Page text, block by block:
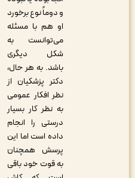
و دوماً نوع برخورد
او هم با مسئله
می‌توانست به
شکل دیگری
باشد. به هر حال،
دکتر پزشکیان از
نظر افکار عمومی
به نظر کار بسیار
درستی را انجام
داده است اما این
پرسش همچنان
به قوت خود باقی